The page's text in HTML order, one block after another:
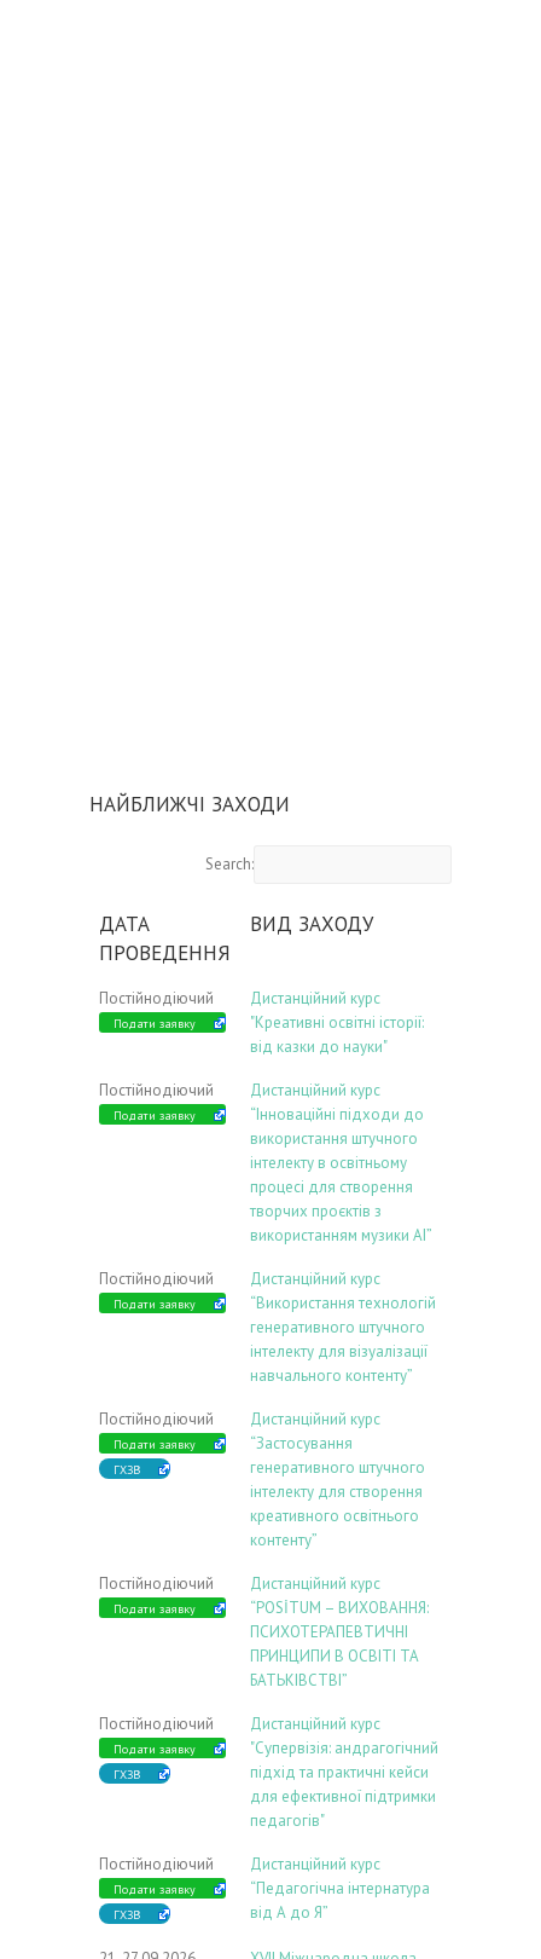
НАЙБЛИЖЧІ ЗАХОДИ
Search:
ДАТА
ПРОВЕДЕННЯ
ВИД ЗАХОДУ
Постійнодіючий
Подати заявку
Дистанційний курс
"Креативні освітні історії:
від казки до науки"
Постійнодіючий
Подати заявку
Дистанційний курс
“Інноваційні підходи до
використання штучного
інтелекту в освітньому
процесі для створення
творчих проєктів з
використанням музики АІ”
Постійнодіючий
Подати заявку
Дистанційний курс
“Використання технологій
генеративного штучного
інтелекту для візуалізації
навчального контенту”
Постійнодіючий
Подати заявку
ГХЗВ
Дистанційний курс
“Застосування
генеративного штучного
інтелекту для створення
креативного освітнього
контенту”
Постійнодіючий
Подати заявку
Дистанційний курс
“POSİTUM – ВИХОВАННЯ:
ПСИХОТЕРАПЕВТИЧНІ
ПРИНЦИПИ В ОСВІТІ ТА
БАТЬКІВСТВІ”
Постійнодіючий
Подати заявку
ГХЗВ
Дистанційний курс
"Супервізія: андрагогічний
підхід та практичні кейси
для ефективної підтримки
педагогів"
Постійнодіючий
Подати заявку
ГХЗВ
Дистанційний курс
“Педагогічна інтернатура
від А до Я”